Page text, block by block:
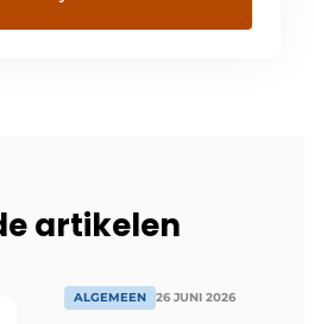
artikelen
ALGEMEEN 26 JUNI 2026